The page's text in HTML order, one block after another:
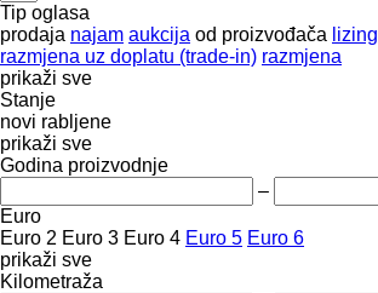
Tip oglasa
prodaja najam aukcija od proizvođača lizing
razmjena uz doplatu (trade-in) razmjena
prikaži sve
Stanje
novi rabljene
prikaži sve
Godina proizvodnje
–
Euro
Euro 2 Euro 3 Euro 4 Euro 5 Euro 6
prikaži sve
Kilometraža